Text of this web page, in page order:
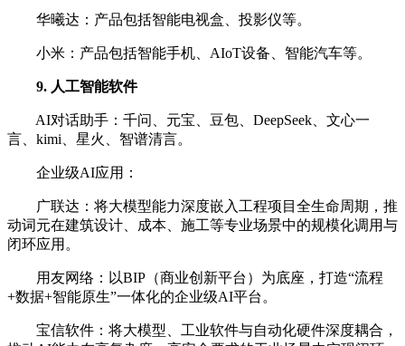
华曦达：产品包括智能电视盒、投影仪等。
小米：产品包括智能手机、AIoT设备、智能汽车等。
9. 人工智能软件
AI对话助手：千问、元宝、豆包、DeepSeek、文心一
言、kimi、星火、智谱清言。
企业级AI应用：
广联达：将大模型能力深度嵌入工程项目全生命周期，推
动词元在建筑设计、成本、施工等专业场景中的规模化调用与
闭环应用。
用友网络：以BIP（商业创新平台）为底座，打造“流程
+数据+智能原生”一体化‌的企业级AI平台。
宝信软件：将大模型、工业软件与自动化硬件深度耦合，